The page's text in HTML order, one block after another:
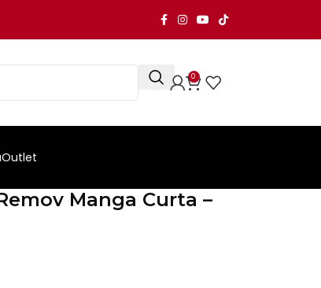
0
Outlet
Manga Curta –